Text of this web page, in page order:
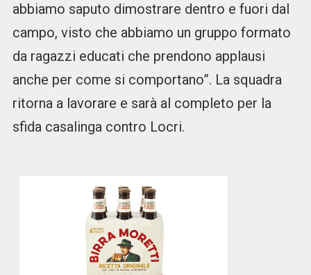
abbiamo saputo dimostrare dentro e fuori dal
campo, visto che abbiamo un gruppo formato
da ragazzi educati che prendono applausi
anche per come si comportano”. La squadra
ritorna a lavorare e sarà al completo per la
sfida casalinga contro Locri.